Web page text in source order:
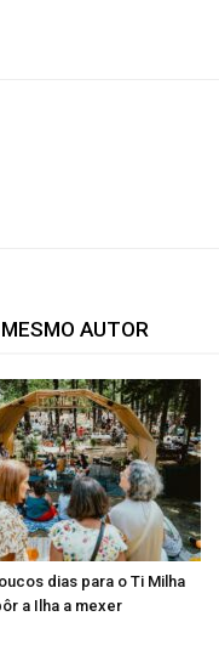
AUTOR
dias para o Ti Milha
a Ilha a mexer